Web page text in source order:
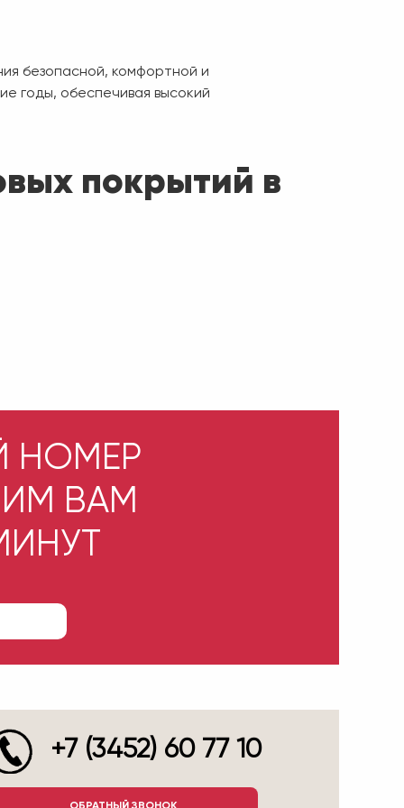
безопасной, комфортной и
годы, обеспечивая высокий
покрытий в
НОМЕР
ВАМ
+7 (3452) 60 77 10